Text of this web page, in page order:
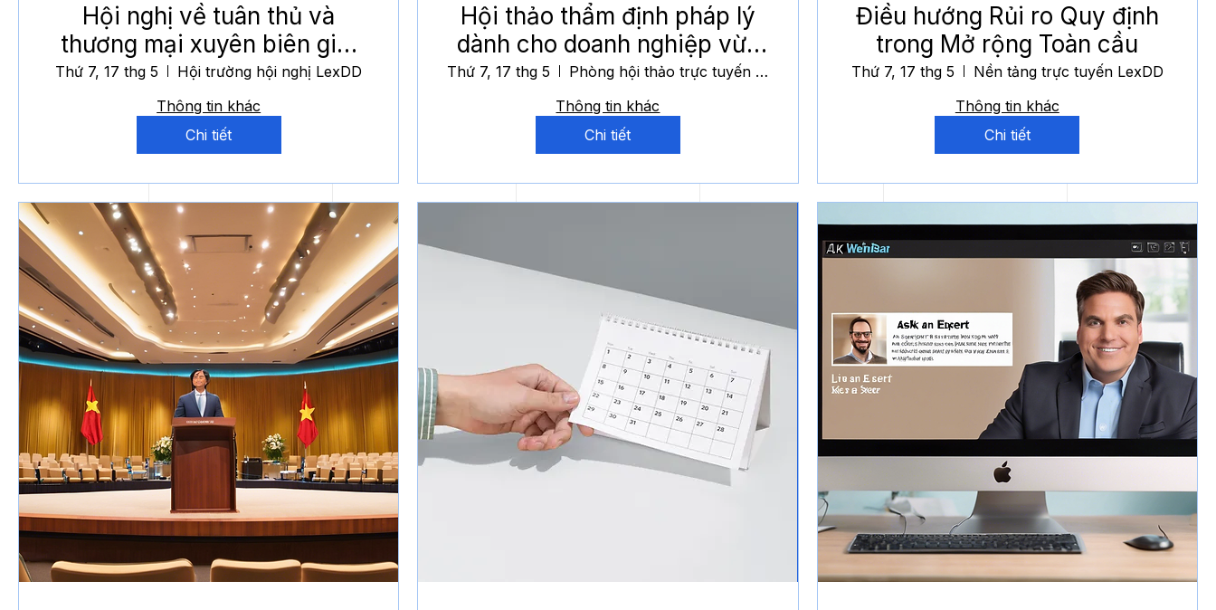
Hội nghị về tuân thủ và
thương mại xuyên biên giới
năm 2024
Thứ 7, 17 thg 5
Hội trường hội nghị LexDD
Thông tin khác
Chi tiết
Hội thảo thẩm định pháp lý
dành cho doanh nghiệp vừa
và nhỏ
Thứ 7, 17 thg 5
Phòng hội thảo trực tuyến LexDD
Thông tin khác
Chi tiết
Điều hướng Rủi ro Quy định
trong Mở rộng Toàn cầu
Thứ 7, 17 thg 5
Nền tảng trực tuyến LexDD
Thông tin khác
Chi tiết